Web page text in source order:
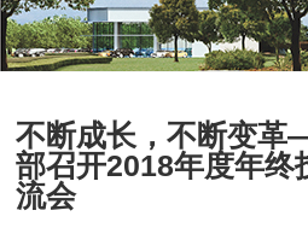
不断成长，不断变
部召开2018年度年终
流会